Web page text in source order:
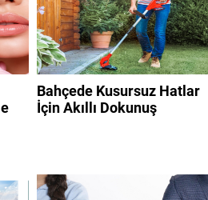
Bahçede Kusursuz Hatlar
İçin Akıllı Dokunuş